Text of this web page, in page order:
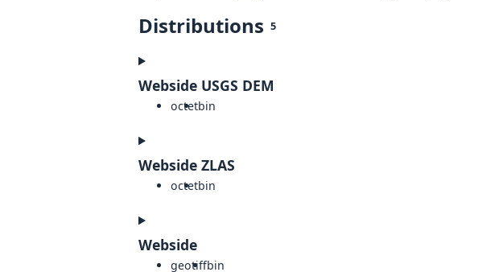
Distributions 5
Webside USGS DEM
octetbin
Webside ZLAS
octetbin
Webside
geotiffbin